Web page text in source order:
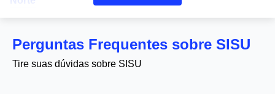
Perguntas Frequentes sobre SISU
Tire suas dúvidas sobre SISU